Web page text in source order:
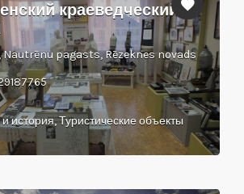
краеведческий
Nautrēnu pagasts, Rēzeknes novads
и история, Туристические объекты